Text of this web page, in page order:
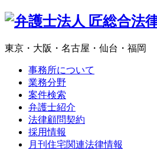
東京・大阪・名古屋・仙台・福岡
事務所について
業務分野
案件検索
弁護士紹介
法律顧問契約
採用情報
月刊住宅関連法律情報